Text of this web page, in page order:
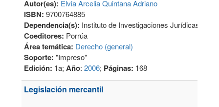
Autor(es): Elvia Arcelia Quintana Adriano
ISBN:9700764885
Dependencia(s): Instituto de Investigaciones Jurídicas
Coeditores: Porrúa
Área temática: Derecho (general)
Soporte: "Impreso"
Edición: 1a; Año:2006; Páginas: 168
Legislación mercantil